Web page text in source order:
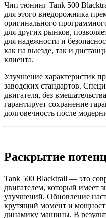
Чип тюнинг Tank 500
для этого внедорожника
оригинального
для других рынков,
для надежности и
как на выезде, так и
клиента.
Улучшение характеристик
заводских стандартов.
двигателя, без
гарантирует сохранение
долговечность после
Раскрытие
Tank 500 Blacktrail — это
двигателем, который имеет
улучшений. Обновление
крутящий момент и
динамику машины. В